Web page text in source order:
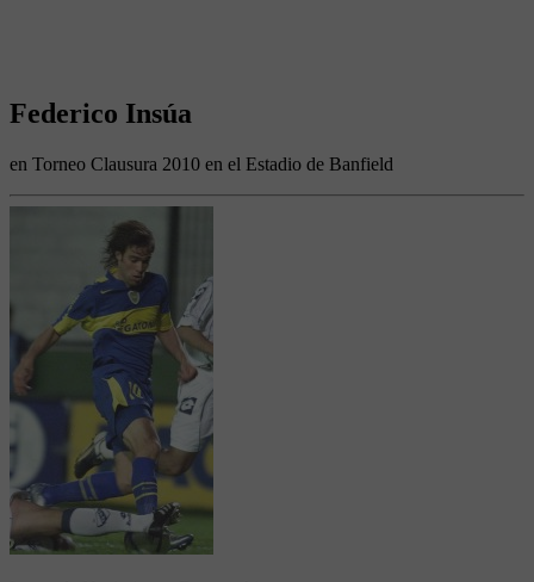
Federico Insúa
en Torneo Clausura 2010 en el Estadio de Banfield